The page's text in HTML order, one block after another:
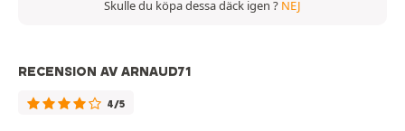
Skulle du köpa dessa däck igen ? NEJ
RECENSION AV ARNAUD71
4/5